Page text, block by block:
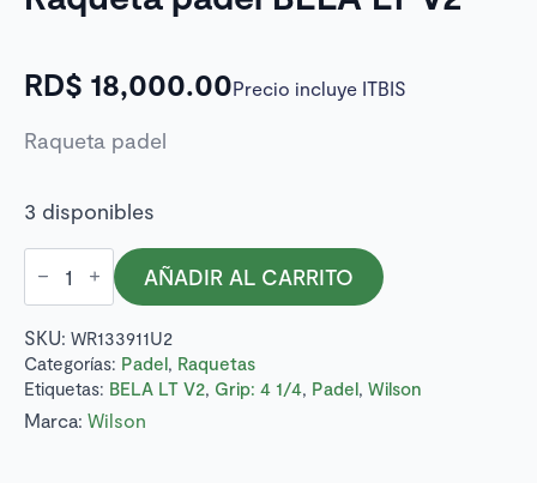
RD$ 18,000.00Precio incluye ITBIS
Raqueta padel
3 disponibles
Raqueta
padel
BELA
V2
cantidad
AÑADIR AL CARRITO
SKU: WR133911U2
Categorías: Padel, Raquetas
Etiquetas: BELA LT V2, Grip: 4 1/4, Padel, Wilson
Marca: Wilson